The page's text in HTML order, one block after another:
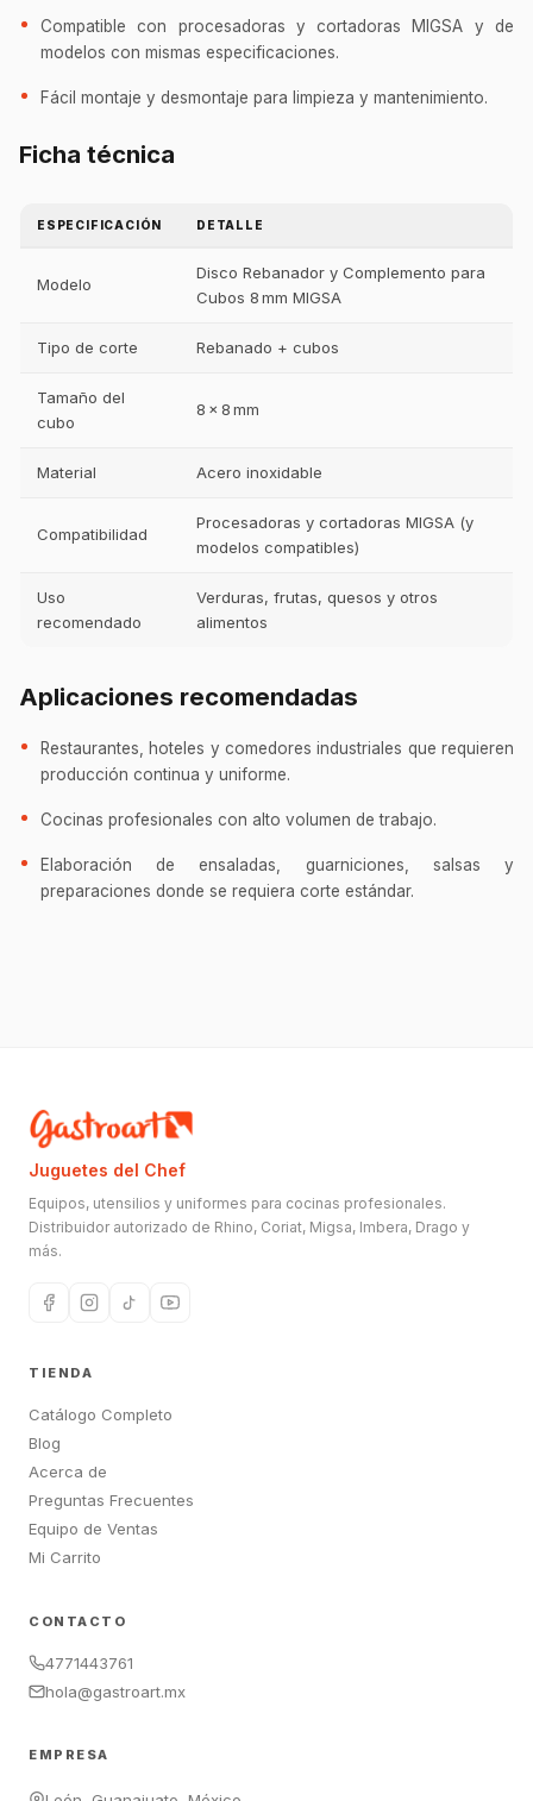
Compatible con procesadoras y cortadoras MIGSA y de
modelos con mismas especificaciones.
Fácil montaje y desmontaje para limpieza y mantenimiento.
Ficha técnica
ESPECIFICACIÓN DETALLE
Modelo
Disco Rebanador y Complemento para
Cubos 8 mm MIGSA
Tipo de corte Rebanado + cubos
Tamaño del
cubo
8 × 8 mm
Material Acero inoxidable
Compatibilidad
Procesadoras y cortadoras MIGSA (y
modelos compatibles)
Uso
recomendado
Verduras, frutas, quesos y otros
alimentos
Aplicaciones recomendadas
Restaurantes, hoteles y comedores industriales que requieren
producción continua y uniforme.
Cocinas profesionales con alto volumen de trabajo.
Elaboración de ensaladas, guarniciones, salsas y
preparaciones donde se requiera corte estándar.
Juguetes del Chef
Equipos, utensilios y uniformes para cocinas profesionales.
Distribuidor autorizado de Rhino, Coriat, Migsa, Imbera, Drago y
más.
TIENDA
Catálogo Completo
Blog
Acerca de
Preguntas Frecuentes
Equipo de Ventas
Mi Carrito
CONTACTO
4771443761
hola@gastroart.mx
EMPRESA